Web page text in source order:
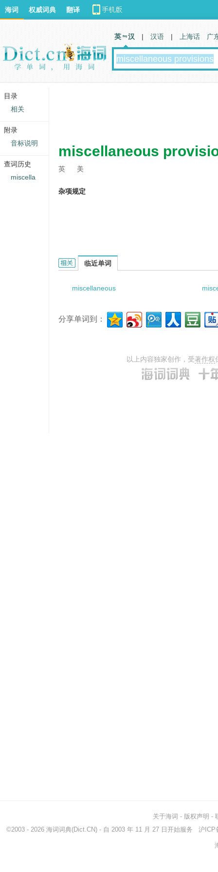
miscellaneous
英 美
杂项规定
miscellaneous provisions的相关资料：
临近单词
miscellaneous
分享单词到：
以上内容独家创作，受著作权
海词 权威词典 翻译
英 汉 | 汉语 | 上海话 广
关于海词 - 版权声明 -
©2003 - 2026 海词词典(Dict.CN) - 自 2003 年 11 月 27 日开始服务 沪ICP
目录
相关
附录
音标说明
查词历史
miscella